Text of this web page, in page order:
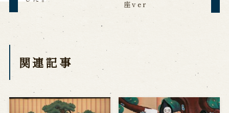
座ver
関連記事